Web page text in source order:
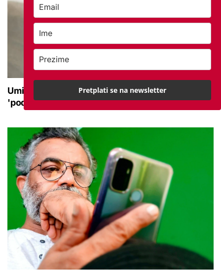
Umirovljenica ostala bez 24.000 eura: Novac
'podijelili' lažni policajac i taksist
Pretplati se na newsletter